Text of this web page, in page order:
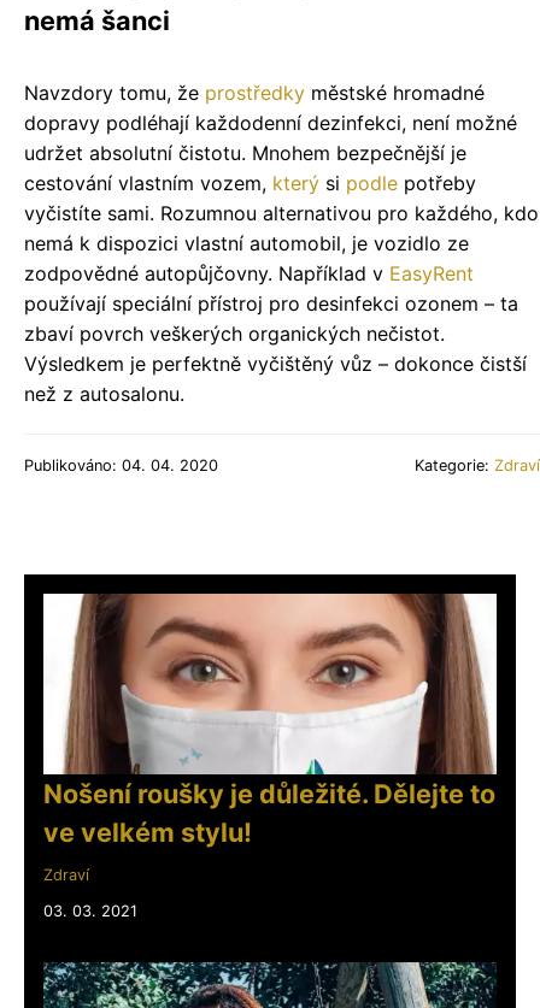
nemá šanci
Navzdory tomu, že prostředky městské hromadné
dopravy podléhají každodenní dezinfekci, není možné
udržet absolutní čistotu. Mnohem bezpečnější je
cestování vlastním vozem, který si podle potřeby
vyčistíte sami. Rozumnou alternativou pro každého, kdo
nemá k dispozici vlastní automobil, je vozidlo ze
zodpovědné autopůjčovny. Například v EasyRent
používají speciální přístroj pro desinfekci ozonem – ta
zbaví povrch veškerých organických nečistot.
Výsledkem je perfektně vyčištěný vůz – dokonce čistší
než z autosalonu.
Publikováno: 04. 04. 2020 Kategorie: Zdraví
Nošení roušky je důležité. Dělejte to
ve velkém stylu!
Zdraví
03. 03. 2021